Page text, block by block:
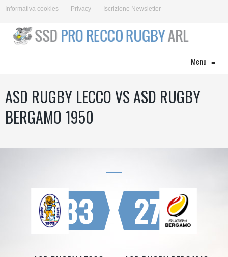
Informativa cookies Privacy Iscrizione Newsletter
Menu ≡
ASD RUGBY LECCO VS ASD RUGBY
BERGAMO 1950
33 27